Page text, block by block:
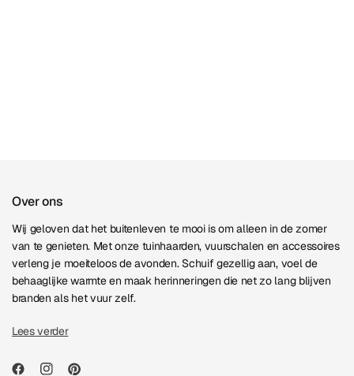
Over ons
Wij geloven dat het buitenleven te mooi is om alleen in de zomer
van te genieten. Met onze tuinhaarden, vuurschalen en accessoires
verleng je moeiteloos de avonden. Schuif gezellig aan, voel de
behaaglijke warmte en maak herinneringen die net zo lang blijven
branden als het vuur zelf.
Lees verder